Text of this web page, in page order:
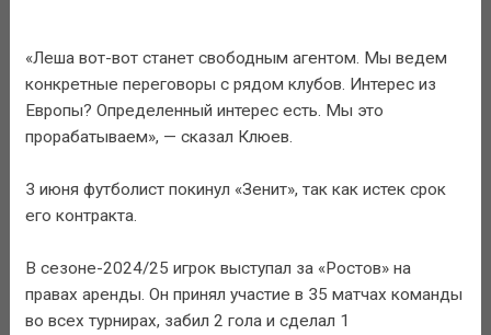
«Леша вот-вот станет свободным агентом. Мы ведем
конкретные переговоры с рядом клубов. Интерес из
Европы? Определенный интерес есть. Мы это
прорабатываем», — сказал Клюев.
3 июня футболист покинул «Зенит», так как истек срок
его контракта.
В сезоне-2024/25 игрок выступал за «Ростов» на
правах аренды. Он принял участие в 35 матчах команды
во всех турнирах, забил 2 гола и сделал 1